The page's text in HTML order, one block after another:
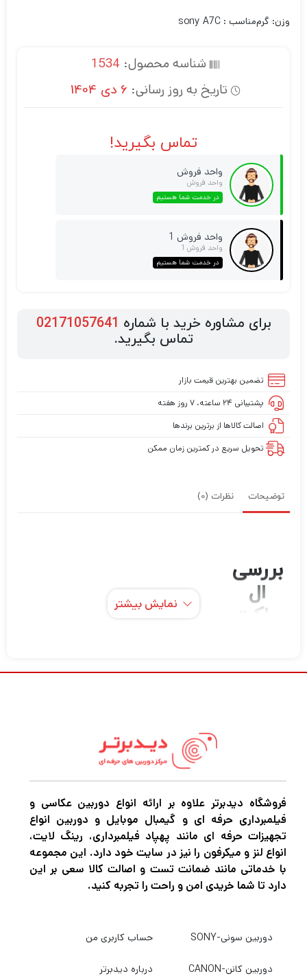
وزن: گرممناسب : sony A7C
شناسه محصول: 1534
تاریخ به روز رسانی: 6 دی 1404
تماس بگیرید!
واحد فروش
واحد فروش
در خدمت شما هستیم
واحد فروش 1
واحد فروش 1
در خدمت شما هستیم
برای مشاوره خرید با شماره 02171057641
تماس بگیرید.
تضمین بهترین قیمت بازار
پشتیبانی ۲۴ ساعته، ۷ روز هفته
اصالت کالاها از برترین برندها
تحویل سریع در کمترین زمان ممکن
توضیحات نظرات (0)
بررسی
ال
براکت
for
sony
A7C
نمایش بیشتر
فروشگاه دیدبرتر علاوه بر ارائه انواع دوربین عکاسی و
فیلمبرداری حرفه ای و گیمبال موبایل و دوربین انواع
تجهیزات حرفه ای مانند پهپاد فیلمبرداری، رینگ لایت،
انواع لنز و میکرفون را نیز در سایت خود دارد. این مجموعه
با خدماتی مانند ضمانت تست و اصالت کالا سعی بر این
دارد تا شما خریدی امن و راحت را تجربه کنید.
دوربین سونی-SONY
دوربین کانن-CANON
حساب کاربری من
درباره دیدبرتر